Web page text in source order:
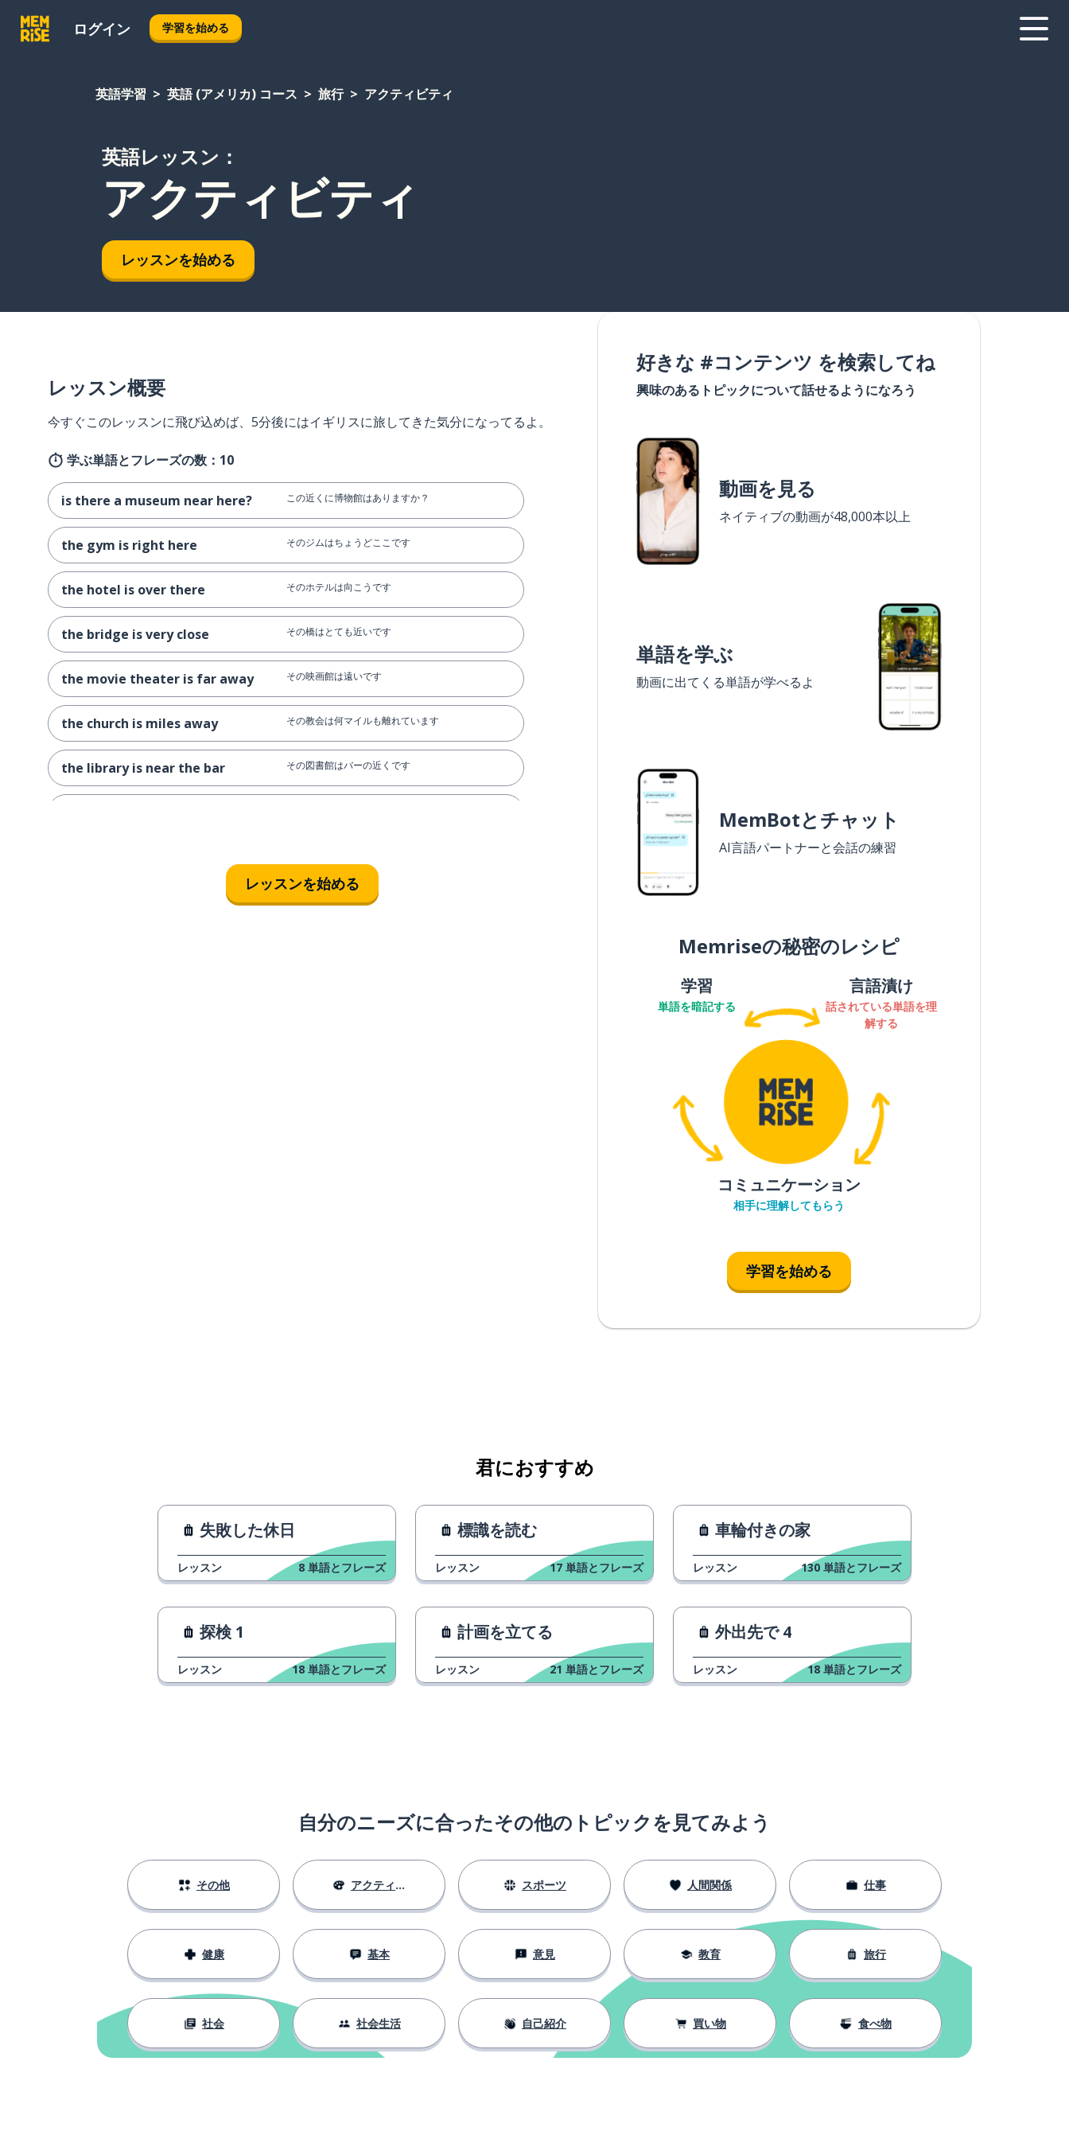
ログイン 学習を始める
英語学習 英語 (アメリカ) コース 旅行 アクティビティ
英語レッスン：
アクティビティ
レッスンを始める
レッスン概要
今すぐこのレッスンに飛び込めば、5分後にはイギリスに旅してきた気分になってるよ。
学ぶ単語とフレーズの数：10
is there a museum near here? この近くに博物館はありますか？
the gym is right here そのジムはちょうどここです
the hotel is over there そのホテルは向こうです
the bridge is very close その橋はとても近いです
the movie theater is far away その映画館は遠いです
the church is miles away その教会は何マイルも離れています
the library is near the bar その図書館はバーの近くです
レッスンを始める
好きな #コンテンツ を検索してね
興味のあるトピックについて話せるようになろう
動画を見る
ネイティブの動画が48,000本以上
単語を学ぶ
動画に出てくる単語が学べるよ
MemBotとチャット
AI言語パートナーと会話の練習
Memriseの秘密のレシピ
学習
単語を暗記する
言語漬け
話されている単語を理
解する
コミュニケーション
相手に理解してもらう
学習を始める
君におすすめ
失敗した休日
レッスン 8 単語とフレーズ
標識を読む
レッスン 17 単語とフレーズ
車輪付きの家
レッスン 130 単語とフレーズ
探検 1
レッスン 18 単語とフレーズ
計画を立てる
レッスン 21 単語とフレーズ
外出先で 4
レッスン 18 単語とフレーズ
自分のニーズに合ったその他のトピックを見てみよう
その他 アクティビティ スポーツ 人間関係 仕事
健康 基本 意見 教育 旅行
社会 社会生活 自己紹介 買い物 食べ物